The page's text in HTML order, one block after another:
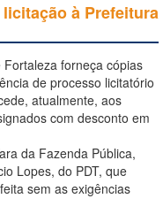
à Prefeitura
forneça cópias
de processo licitatório
atualmente, aos
com desconto em
da Fazenda Pública,
Lopes, do PDT, que
sem as exigências